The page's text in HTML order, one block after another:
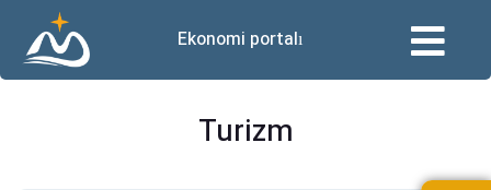
Ekonomi portalı
Turizm